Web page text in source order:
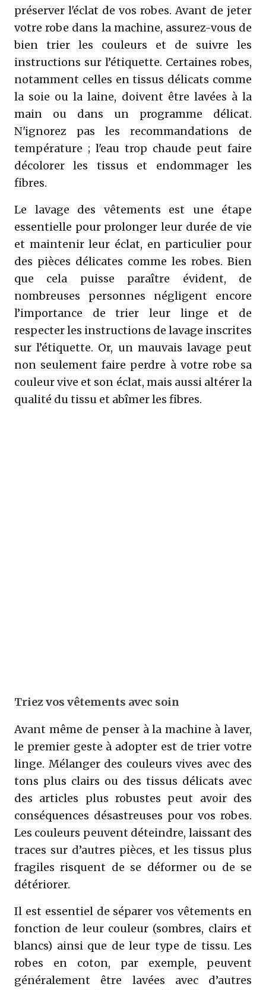
préserver l'éclat de vos robes. Avant de jeter
votre robe dans la machine, assurez-vous de
bien trier les couleurs et de suivre les
instructions sur l’étiquette. Certaines robes,
notamment celles en tissus délicats comme
la soie ou la laine, doivent être lavées à la
main ou dans un programme délicat.
N'ignorez pas les recommandations de
température ; l'eau trop chaude peut faire
décolorer les tissus et endommager les
fibres.
Le lavage des vêtements est une étape
essentielle pour prolonger leur durée de vie
et maintenir leur éclat, en particulier pour
des pièces délicates comme les robes. Bien
que cela puisse paraître évident, de
nombreuses personnes négligent encore
l’importance de trier leur linge et de
respecter les instructions de lavage inscrites
sur l’étiquette. Or, un mauvais lavage peut
non seulement faire perdre à votre robe sa
couleur vive et son éclat, mais aussi altérer la
qualité du tissu et abîmer les fibres.
Triez vos vêtements avec soin
Avant même de penser à la machine à laver,
le premier geste à adopter est de trier votre
linge. Mélanger des couleurs vives avec des
tons plus clairs ou des tissus délicats avec
des articles plus robustes peut avoir des
conséquences désastreuses pour vos robes.
Les couleurs peuvent déteindre, laissant des
traces sur d’autres pièces, et les tissus plus
fragiles risquent de se déformer ou de se
détériorer.
Il est essentiel de séparer vos vêtements en
fonction de leur couleur (sombres, clairs et
blancs) ainsi que de leur type de tissu. Les
robes en coton, par exemple, peuvent
généralement être lavées avec d’autres